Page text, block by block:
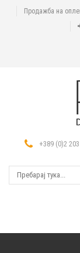
Продажба на
+389 (0)2